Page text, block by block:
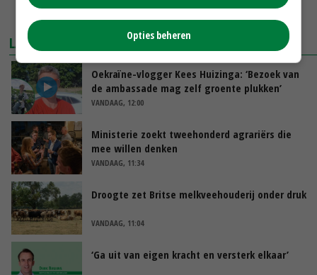
LAATSTE NIEUWS
Oekraïne-vlogger Kees Huizinga: ‘Bezoek van
de ambassade mag zelf groente plukken’
VANDAAG, 12:00
Ministerie zoekt tweehonderd agrariërs die
mee willen denken
VANDAAG, 11:34
Droogte zet Britse melkveehouderij onder druk
VANDAAG, 11:04
‘Ga uit van eigen kracht en versterk elkaar’
Opties beheren